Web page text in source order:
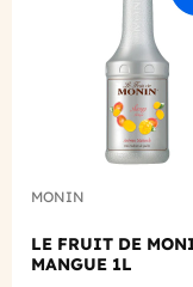
MONIN
LE FRUIT DE
MANGUE 1L